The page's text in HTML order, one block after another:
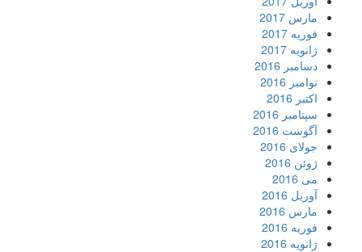
مارس 2017
فوریه 2017
ژانویه 2017
دسامبر 2016
نوامبر 2016
اکتبر 2016
سپتامبر 2016
آگوست 2016
جولای 2016
ژوئن 2016
می 2016
آوریل 2016
مارس 2016
فوریه 2016
ژانویه 2016